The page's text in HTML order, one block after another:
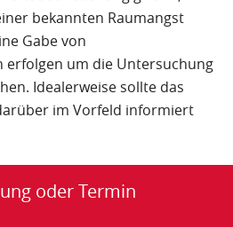
bekannten Raumangst
Gabe von
erfolgen um die Untersuchung
Idealerweise sollte das
im Vorfeld informiert
oder Termin